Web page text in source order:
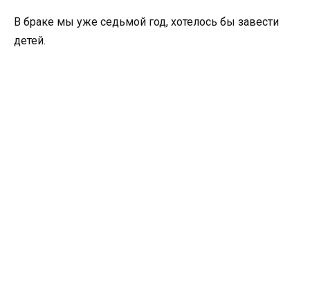
В браке мы уже седьмой год, хотелось бы завести
детей.